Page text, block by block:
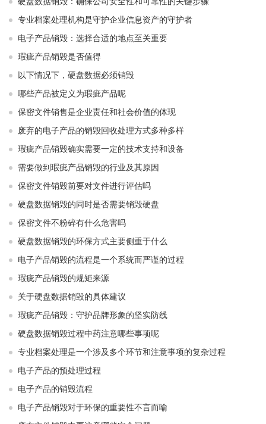
专业档案处理机构是守护企业信息资产的守护者
电子产品销毁：选择合适的地点至关重要
瑕疵产品销毁是否值得
以下情况下，硬盘数据必须销毁
哪些产品被定义为瑕疵产品呢
保密文件销售是企业责任和社会价值的体现
废弃的电子产品的销毁回收处理方式多种多样
瑕疵产品销毁确实需要一定的技术支持和设备
需要做到瑕疵产品销毁的行业及其原因
保密文件销毁前要对文件进行评估吗
硬盘数据销毁的同时是否需要销毁硬盘
保密文件不粉碎有什么危害吗
硬盘数据销毁的环保方式主要侧重于什么
电子产品销毁的流程是一个系统而严谨的过程
瑕疵产品销毁的规矩来源
关于硬盘数据销毁的具体建议
瑕疵产品销毁：守护品牌形象的坚实防线
硬盘数据销毁过程中药注意哪些事项呢
专业档案处理是一个涉及多个环节和注意事项的复杂过程
电子产品的预处理过程
电子产品的销毁流程
电子产品销毁对于环保的重要性不言而喻